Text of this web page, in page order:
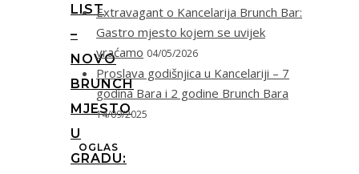
LIST
–
NOVO
BRUNCH
MJESTO
U
GRADU:
Extravagant o Kancelarija Brunch Bar:
Gastro mjesto kojem se uvijek
vraćamo 04/05/2026
Proslava godišnjica u Kancelariji – 7
godina Bara i 2 godine Brunch Bara
14/09/2025
OGLAS